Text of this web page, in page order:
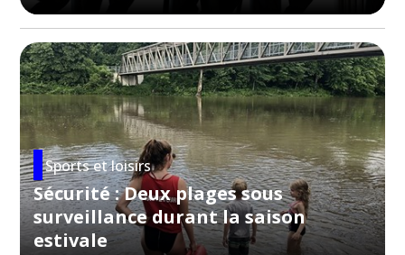
Sports et loisirs
Sécurité : Deux plages sous
surveillance durant la saison
estivale